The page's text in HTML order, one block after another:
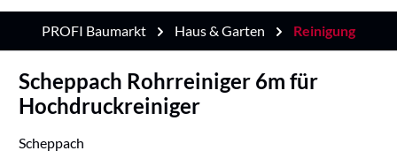
PROFI Baumarkt Haus & Garten Reinigung
Scheppach Rohrreiniger 6m für
Hochdruckreiniger
Scheppach